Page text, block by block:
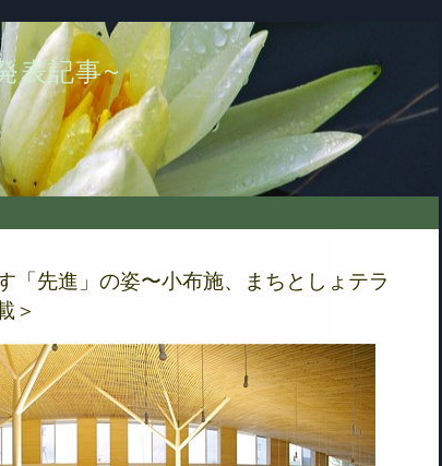
表記事~
「先進」の姿〜小布施、まちとしょテラ
＞